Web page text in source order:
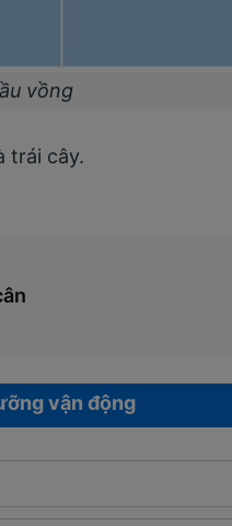
vồng
trái cây.
vận động